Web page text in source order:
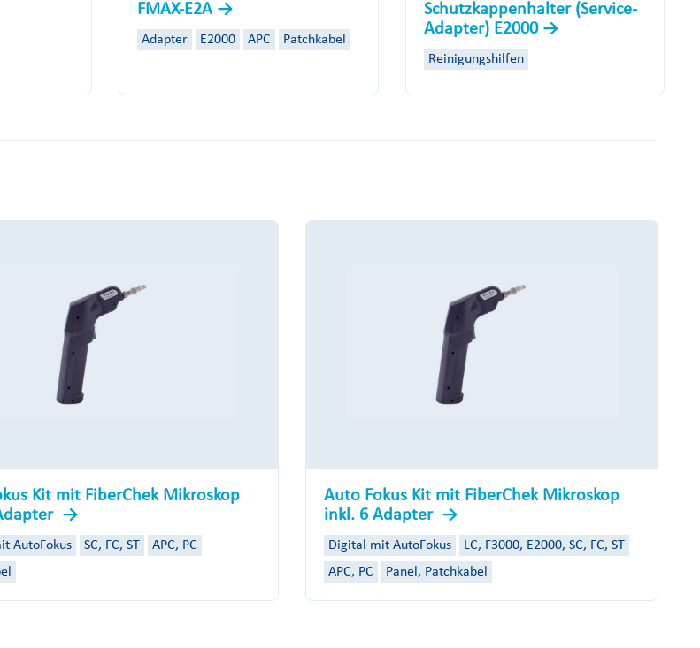
FMAX-E2A
Adapter E2000 APC Patchkabel
Schutzkappenhalter (Service-
Adapter) E2000
Reinigungshilfen
Kit mit FiberChek Mikroskop
AutoFokus SC, FC, ST
APC, PC
Auto Fokus Kit mit FiberChek Mikroskop
inkl. 6 Adapter
Digital mit AutoFokus
LC, F3000, E2000, SC, FC, ST
APC, PC
Panel, Patchkabel